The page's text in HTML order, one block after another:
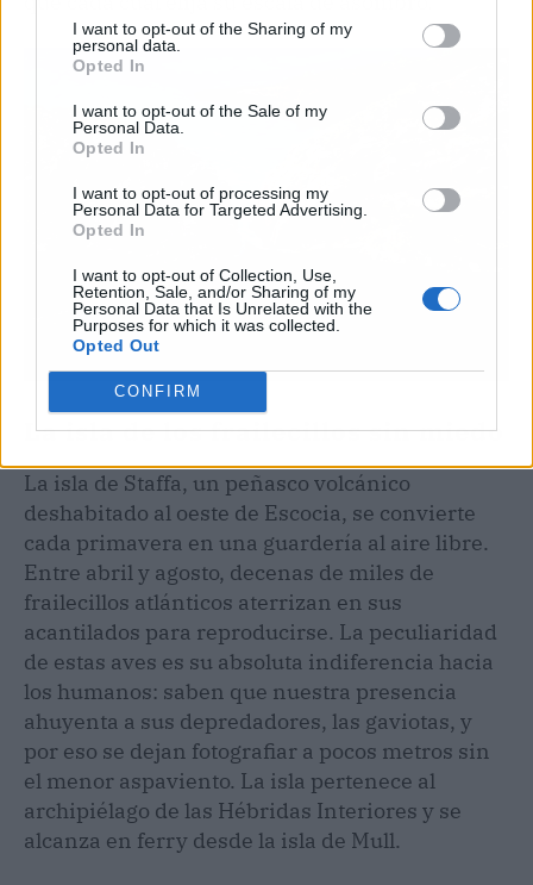
I want to opt-out of the Sharing of my
personal data.
Opted In
I want to opt-out of the Sale of my
Personal Data.
Opted In
I want to opt-out of processing my
Personal Data for Targeted Advertising.
Opted In
I want to opt-out of Collection, Use,
Retention, Sale, and/or Sharing of my
Personal Data that Is Unrelated with the
Purposes for which it was collected.
Opted Out
CONFIRM
La isla de los frailecillos sin miedo
La isla de Staffa, un peñasco volcánico
deshabitado al oeste de Escocia, se convierte
cada primavera en una guardería al aire libre.
Entre abril y agosto, decenas de miles de
frailecillos atlánticos aterrizan en sus
acantilados para reproducirse. La peculiaridad
de estas aves es su absoluta indiferencia hacia
los humanos: saben que nuestra presencia
ahuyenta a sus depredadores, las gaviotas, y
por eso se dejan fotografiar a pocos metros sin
el menor aspaviento. La isla pertenece al
archipiélago de las Hébridas Interiores y se
alcanza en ferry desde la isla de Mull.